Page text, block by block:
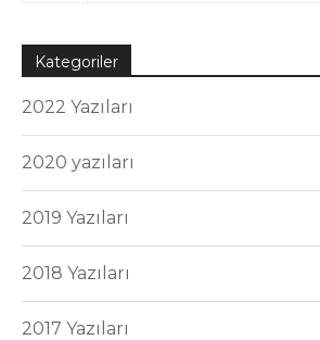
Kategoriler
2022 Yazıları
2020 yazıları
2019 Yazıları
2018 Yazıları
2017 Yazıları